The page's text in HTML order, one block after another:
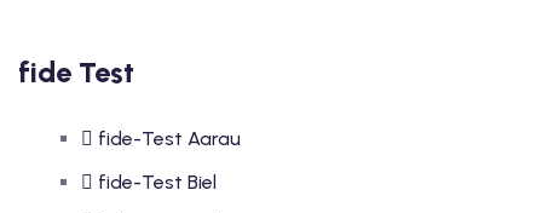
fide Test
fide-Test Aarau
fide-Test Biel